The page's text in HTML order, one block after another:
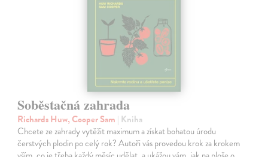
Soběstačná zahrada
Richards Huw, Cooper Sam | Kniha
Chcete ze zahrady vytěžit maximum a získat bohatou úrodu
čerstvých plodin po celý rok? Autoři vás provedou krok za krokem